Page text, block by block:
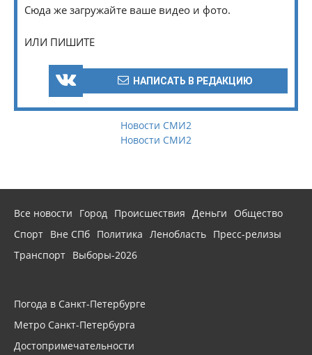
Сюда же загружайте ваше видео и фото.
ИЛИ ПИШИТЕ
НАПИСАТЬ В РЕДАКЦИЮ
Новости СМИ2
Новости СМИ2
Все новости Город Происшествия Деньги
Общество
Спорт Вне СПб Политика Ленобласть Пресс-релизы
Транспорт Выборы-2026
Погода в Санкт-Петербурге
Метро Санкт-Петербурга
Достопримечательности